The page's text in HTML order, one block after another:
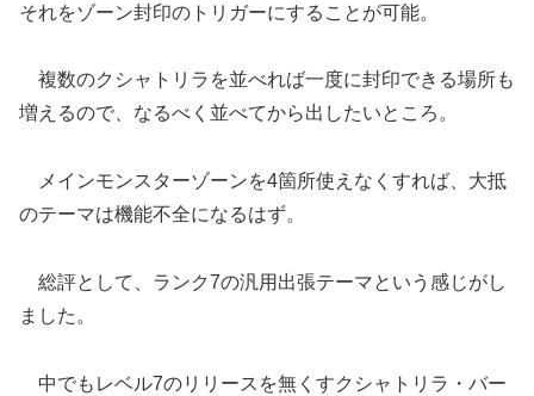
それをゾーン封印のトリガーにすることが可能。
複数のクシャトリラを並べれば一度に封印できる場所も
増えるので、なるべく並べてから出したいところ。
メインモンスターゾーンを4箇所使えなくすれば、大抵
のテーマは機能不全になるはず。
総評として、ランク7の汎用出張テーマという感じがし
ました。
中でもレベル7のリリースを無くすクシャトリラ・バー